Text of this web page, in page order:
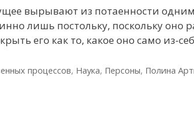
вырывают из потаенности
лишь постольку, поскольку оно
его как то, какое оно само из-
процессов, Наука, Персоны, Полина